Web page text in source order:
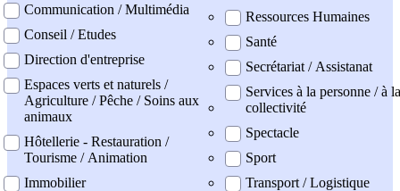
Communication / Multimédia
Conseil / Etudes
Direction d'entreprise
Espaces verts et naturels /
Agriculture / Pêche / Soins aux
animaux
Hôtellerie - Restauration /
Tourisme / Animation
Immobilier
Ressources Humaines
Santé
Secrétariat / Assistanat
Services à la personne / à la
collectivité
Spectacle
Sport
Transport / Logistique